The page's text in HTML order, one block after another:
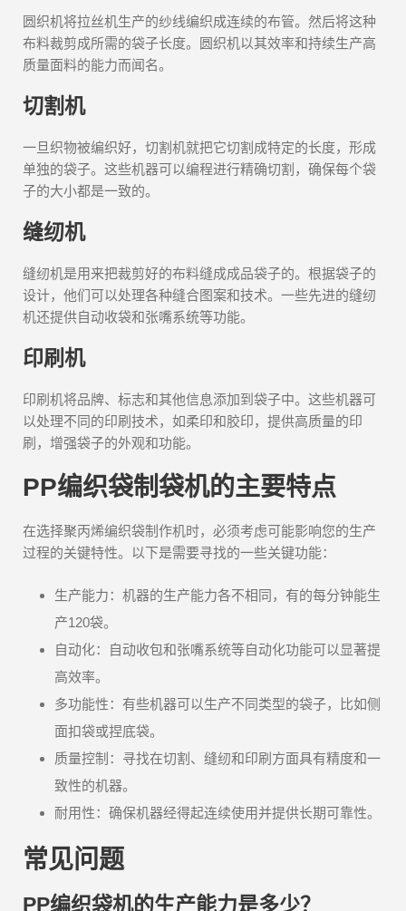
圆织机将拉丝机生产的纱线编织成连续的布管。然后将这种
布料裁剪成所需的袋子长度。圆织机以其效率和持续生产高
质量面料的能力而闻名。
切割机
一旦织物被编织好，切割机就把它切割成特定的长度，形成
单独的袋子。这些机器可以编程进行精确切割，确保每个袋
子的大小都是一致的。
缝纫机
缝纫机是用来把裁剪好的布料缝成成品袋子的。根据袋子的
设计，他们可以处理各种缝合图案和技术。一些先进的缝纫
机还提供自动收袋和张嘴系统等功能。
印刷机
印刷机将品牌、标志和其他信息添加到袋子中。这些机器可
以处理不同的印刷技术，如柔印和胶印，提供高质量的印
刷，增强袋子的外观和功能。
PP编织袋制袋机的主要特点
在选择聚丙烯编织袋制作机时，必须考虑可能影响您的生产
过程的关键特性。以下是需要寻找的一些关键功能：
生产能力：机器的生产能力各不相同，有的每分钟能生
产120袋。
自动化：自动收包和张嘴系统等自动化功能可以显著提
高效率。
多功能性：有些机器可以生产不同类型的袋子，比如侧
面扣袋或捏底袋。
质量控制：寻找在切割、缝纫和印刷方面具有精度和一
致性的机器。
耐用性：确保机器经得起连续使用并提供长期可靠性。
常见问题
PP编织袋机的生产能力是多少？